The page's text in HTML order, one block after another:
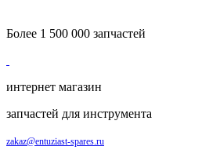
Более 1 500 000 запчастей
интернет магазин
запчастей для инструмента
zakaz@entuziast-spares.ru